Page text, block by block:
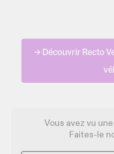
→ Découvrir Recto
Vous avez vu
Faites-le